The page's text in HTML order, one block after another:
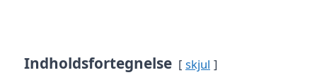
Indholdsfortegnelse skjul